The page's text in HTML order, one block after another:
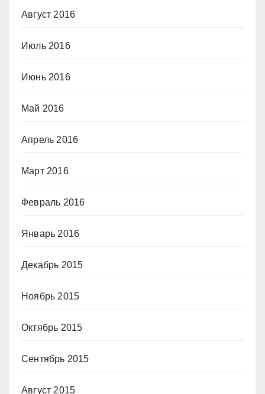
Август 2016
Июль 2016
Июнь 2016
Май 2016
Апрель 2016
Март 2016
Февраль 2016
Январь 2016
Декабрь 2015
Ноябрь 2015
Октябрь 2015
Сентябрь 2015
Август 2015